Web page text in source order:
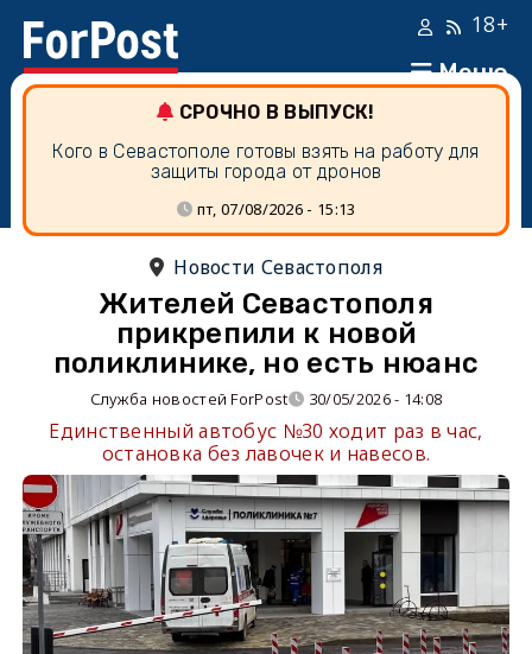
Меню
18+
СРОЧНО В ВЫПУСК!
Кого в Севастополе готовы взять на работу для
защиты города от дронов
пт, 07/08/2026 - 15:13
Новости Севастополя
Жителей Севастополя
прикрепили к новой
поликлинике, но есть нюанс
Служба новостей ForPost 30/05/2026 - 14:08
Единственный автобус №30 ходит раз в час,
остановка без лавочек и навесов.